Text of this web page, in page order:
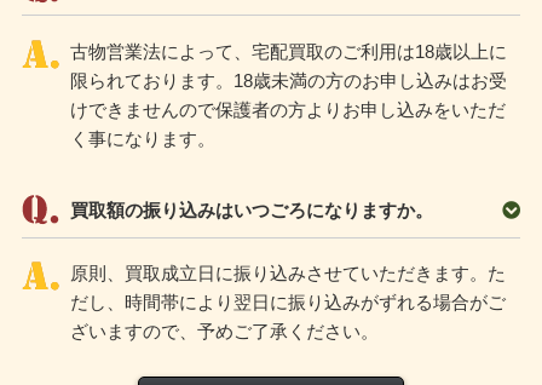
古物営業法によって、宅配買取のご利用は18歳以上に
限られております。18歳未満の方のお申し込みはお受
けできませんので保護者の方よりお申し込みをいただ
く事になります。
買取額の振り込みはいつごろになりますか。
原則、買取成立日に振り込みさせていただきます。た
だし、時間帯により翌日に振り込みがずれる場合がご
ざいますので、予めご了承ください。